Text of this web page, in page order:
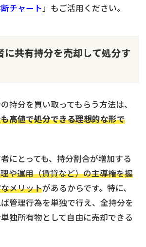
チャート」もご活用ください。
共有持分を売却して処分す
持分を買い取ってもらう方法は、
高値で処分できる理想的な形で
にとっても、持分割合が増加する
や運用（賃貸など）の主導権を握
メリットがあるからです。特に、
管理行為を単独で行え、全持分を
独所有物として自由に売却できる